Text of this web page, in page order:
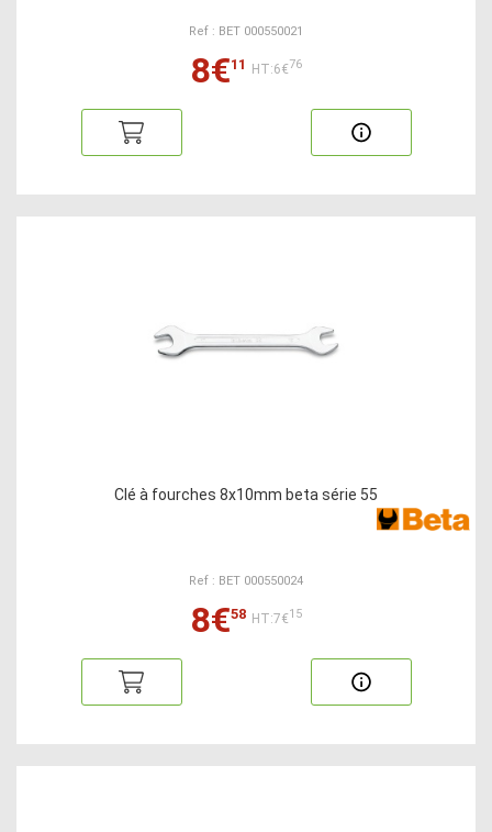
Ref : BET 000550021
8€11 HT:6€76
Clé à fourches 8x10mm beta série 55
Ref : BET 000550024
8€58 HT:7€15